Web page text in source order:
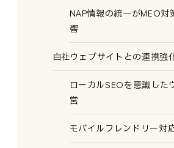
NAP情報の統一がMEO対
響
自社ウェブサイトとの連携強
ローカルSEOを意識した
営
モバイルフレンドリー対